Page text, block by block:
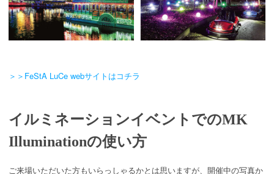
＞＞FeStA LuCe webサイトはコチラ
イルミネーションイベントでのMK
Illuminationの使い方
ご来場いただいた方もいらっしゃるかとは思いますが、開催中の写真か